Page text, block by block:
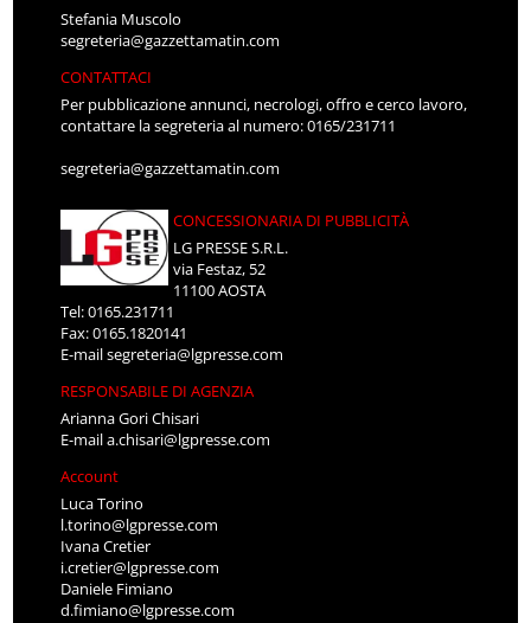
Stefania Muscolo
segreteria@gazzettamatin.com
CONTATTACI
Per pubblicazione annunci, necrologi, offro e cerco lavoro,
contattare la segreteria al numero: 0165/231711
segreteria@gazzettamatin.com
CONCESSIONARIA DI PUBBLICITÀ
LG PRESSE S.R.L.
via Festaz, 52
11100 AOSTA
Tel: 0165.231711
Fax: 0165.1820141
E-mailsegreteria@lgpresse.com
RESPONSABILE DI AGENZIA
Arianna Gori Chisari
E-maila.chisari@lgpresse.com
Account
Luca Torino
l.torino@lgpresse.com
Ivana Cretier
i.cretier@lgpresse.com
Daniele Fimiano
d.fimiano@lgpresse.com